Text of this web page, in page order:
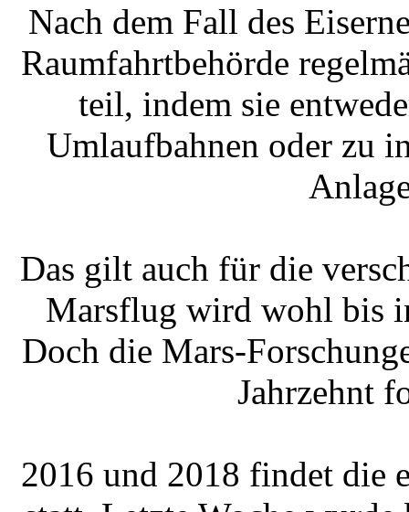
Nach dem Fall des
Raumfahrtbehörde
teil, indem sie
Umlaufbahnen oder zu
Das gilt auch für die
Marsflug wird wohl bis
Doch die Mars-
Jahrzehnt
2016 und 2018 findet die